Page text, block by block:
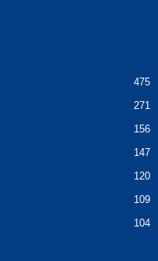
475
271
156
147
120
109
104